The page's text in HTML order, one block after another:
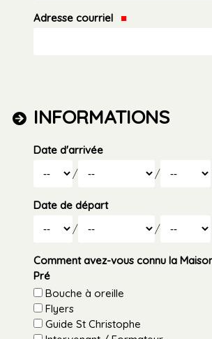
Adresse courriel
INFORMATIONS
Date d'arrivée
/
Mois
/ Année
Date de départ
/
Mois
/ Année
Comment avez-vous connu la
Pré
Bouche à oreille
Flyers
Guide St Christophe